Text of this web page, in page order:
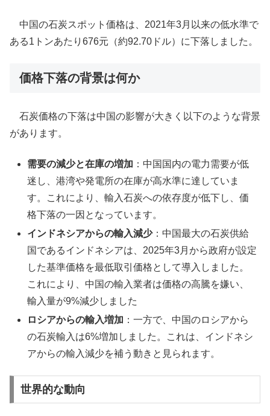
​ 中国の石炭スポット価格は、2021年3月以来の低水準で
ある1トンあたり676元（約92.70ドル）に下落しました。
価格下落の背景は何か
石炭価格の下落は中国の影響が大きく以下のような背景
があります。
需要の減少と在庫の増加 ：​中国国内の電力需要が低
迷し、港湾や発電所の在庫が高水準に達していま
す。​これにより、輸入石炭への依存度が低下し、価
格下落の一因となっています。 ​
インドネシアからの輸入減少：​中国最大の石炭供給
国であるインドネシアは、2025年3月から政府が設定
した基準価格を最低取引価格として導入しました。​
これにより、中国の輸入業者は価格の高騰を嫌い、
輸入量が9%減少しました
ロシアからの輸入増加 ：​一方で、中国のロシアから
の石炭輸入は6%増加しました。​これは、インドネシ
アからの輸入減少を補う動きと見られます。 ​
世界的な動向